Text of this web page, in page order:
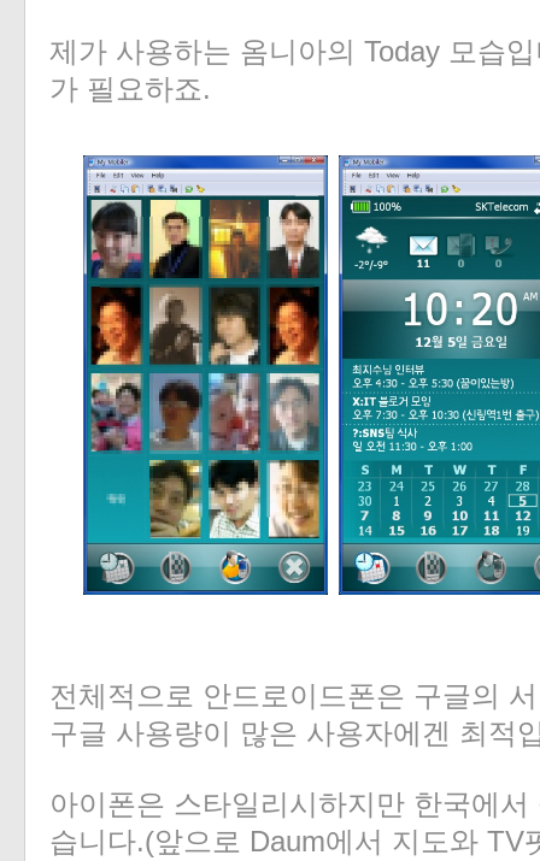
제가 사용하는 옴니아의 Today 모습
가 필요하죠.
전체적으로 안드로이드폰은 구글의
구글 사용량이 많은 사용자에겐 최적
아이폰은 스타일리시하지만 한국에
습니다.(앞으로 Daum에서 지도와 TV